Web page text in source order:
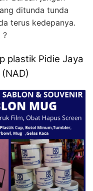
ditunda tunda
terus kedepanya.
?
plastik Pidie Jaya